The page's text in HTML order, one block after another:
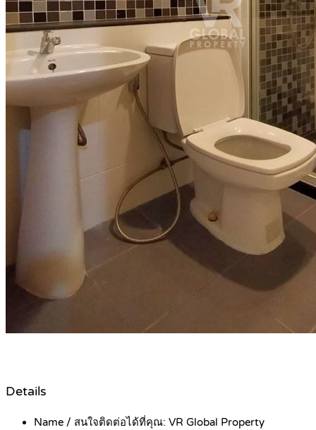
Details
Name / สนใจติดต่อได้ที่คุณ: VR Global Property